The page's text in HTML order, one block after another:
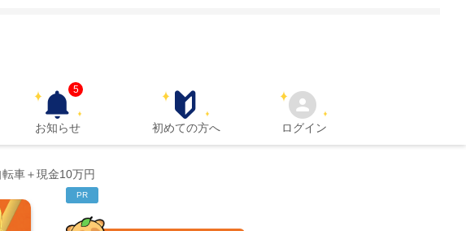
お知らせ
5
初めての方へ ログイン
車＋現金10万円
PR